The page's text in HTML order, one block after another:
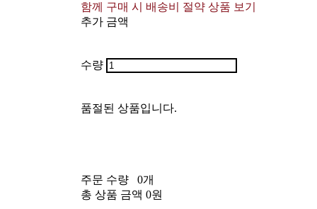
함께 구매 시 배송비 절약 상품 보기
추가 금액
수량
품절된 상품입니다.
주문 수량
0개
총 상품 금액 0원